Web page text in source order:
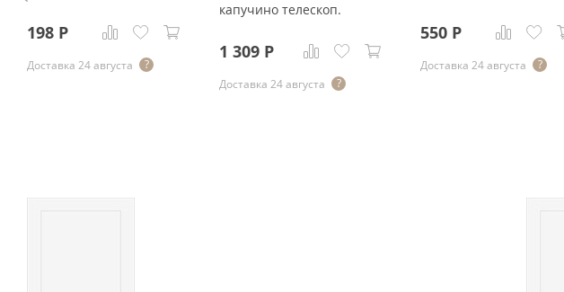
198 Р
Доставка 24 августа
капучино телескоп.
1 309 Р
Доставка 24 августа
550 Р
Доставка 24 августа